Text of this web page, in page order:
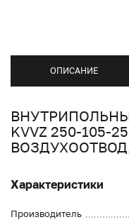
ОПИСАНИЕ
KVVZ 250-105-
Характеристики
Производитель